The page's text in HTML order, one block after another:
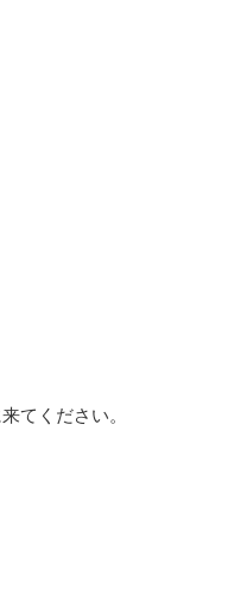
てください。